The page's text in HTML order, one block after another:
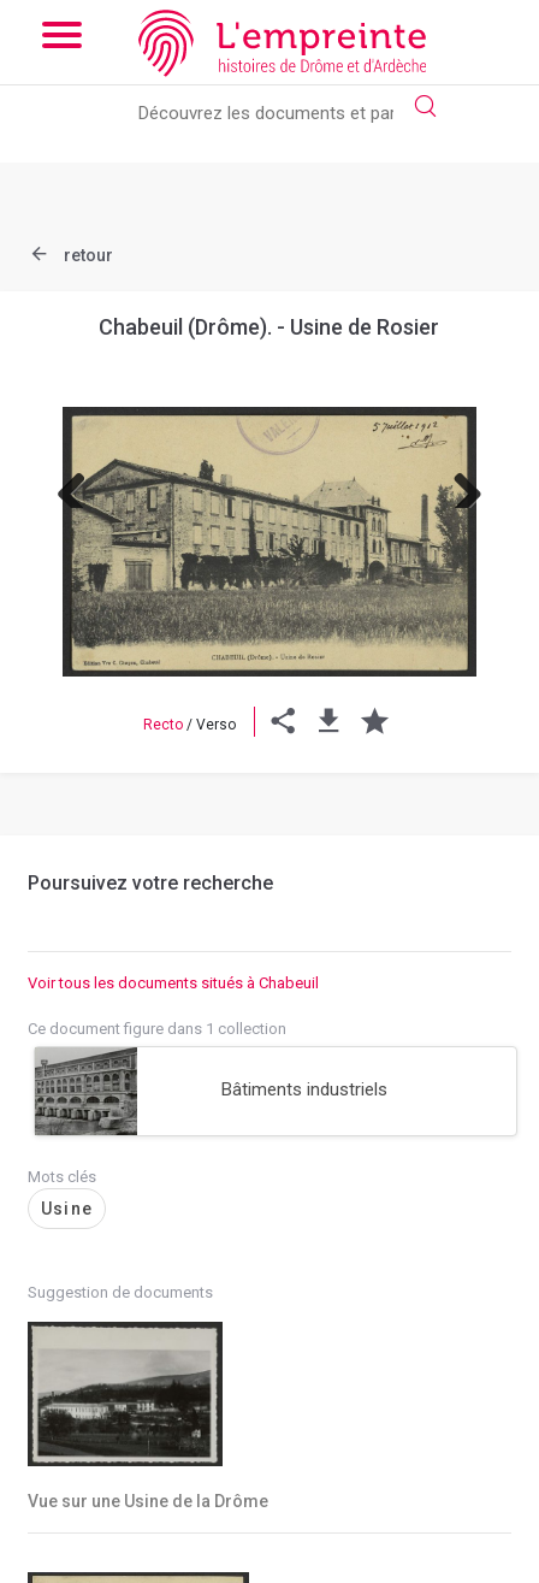
Array ( [slug] => document [ref] => B263626101_CP297 )
the new slick-theme.css if you want the default styling
retour
Chabeuil (Drôme). - Usine de Rosier
Previous Next
Recto / Verso
Poursuivez votre recherche
Voir tous les documents situés à Chabeuil
Ce document figure dans 1 collection
Bâtiments industriels
Mots clés
Usine
Suggestion de documents
Vue sur une Usine de la Drôme